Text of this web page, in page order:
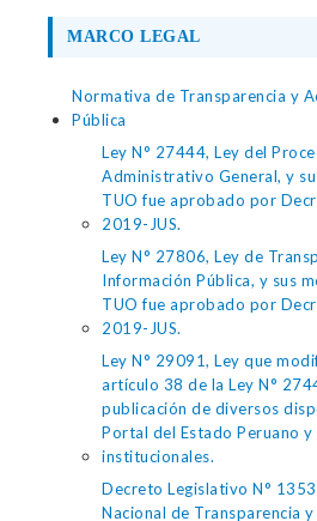
MARCO LEGAL
Normativa de Transparencia y
Pública
Ley N° 27444, Ley del
Administrativo General, y
TUO fue aprobado por
2019-JUS.
Ley N° 27806, Ley de
Información Pública, y sus
TUO fue aprobado por
2019-JUS.
Ley N° 29091, Ley que
artículo 38 de la Ley N°
publicación de diversos
Portal del Estado Peruano
institucionales.
Decreto Legislativo N°
Nacional de Transparencia y